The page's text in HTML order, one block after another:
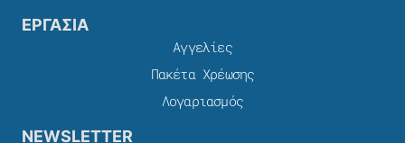
ΕΡΓΑΣΙΑ
Αγγελίες
Πακέτα Χρέωσης​
Λογαριασμός
NEWSLETTER